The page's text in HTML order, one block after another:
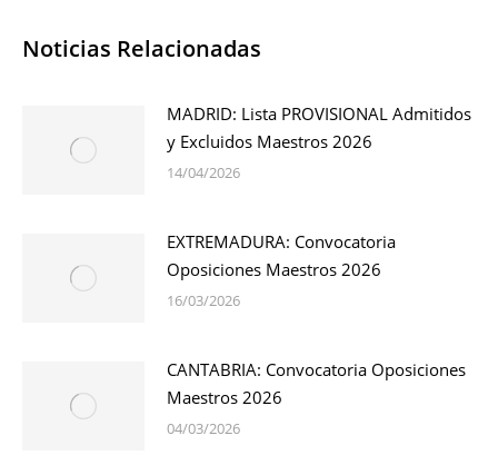
Noticias Relacionadas
MADRID: Lista PROVISIONAL Admitidos
y Excluidos Maestros 2026
14/04/2026
EXTREMADURA: Convocatoria
Oposiciones Maestros 2026
16/03/2026
CANTABRIA: Convocatoria Oposiciones
Maestros 2026
04/03/2026